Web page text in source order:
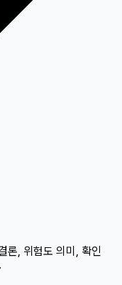
론, 위험도 의미, 확인